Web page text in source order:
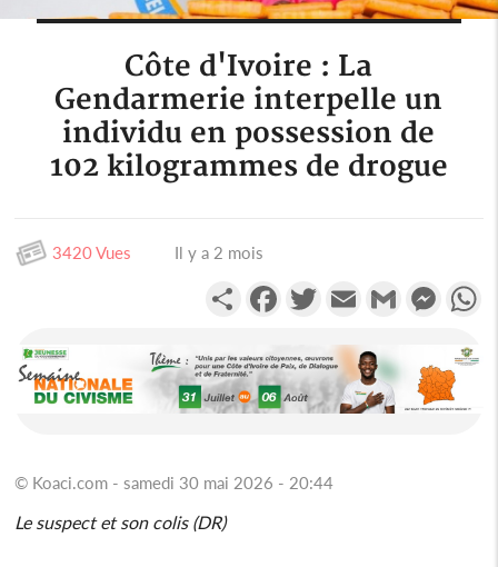
Côte d'Ivoire : La
Gendarmerie interpelle un
individu en possession de
102 kilogrammes de drogue
3420 Vues Il y a 2 mois
PartagerFacebookTwitterEmail Gmail
© Koaci.com - samedi 30 mai 2026 - 20:44
Le suspect et son colis (DR)